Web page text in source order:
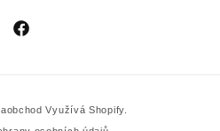
Facebook
metody
Využívá Shopify.